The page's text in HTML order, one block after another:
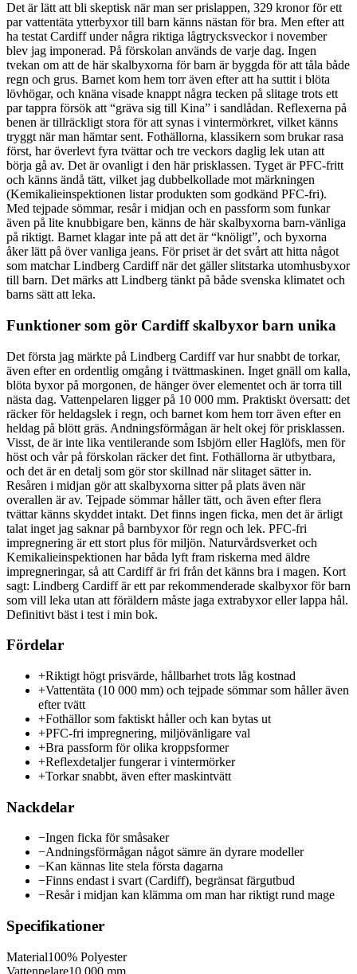
Det är lätt att bli skeptisk när man ser prislappen, 329 kronor för ett
par vattentäta ytterbyxor till barn känns nästan för bra. Men efter att
ha testat Cardiff under några riktiga lågtrycksveckor i november
blev jag imponerad. På förskolan används de varje dag. Ingen
tvekan om att de här skalbyxorna för barn är byggda för att tåla både
regn och grus. Barnet kom hem torr även efter att ha suttit i blöta
lövhögar, och knäna visade knappt några tecken på slitage trots ett
par tappra försök att “gräva sig till Kina” i sandlådan. Reflexerna på
benen är tillräckligt stora för att synas i vintermörkret, vilket känns
tryggt när man hämtar sent. Fothällorna, klassikern som brukar rasa
först, har överlevt fyra tvättar och tre veckors daglig lek utan att
börja gå av. Det är ovanligt i den här prisklassen. Tyget är PFC-fritt
och känns ändå tätt, vilket jag dubbelkollade mot märkningen
(Kemikalieinspektionen listar produkten som godkänd PFC-fri).
Med tejpade sömmar, resår i midjan och en passform som funkar
även på lite knubbigare ben, känns de här skalbyxorna barn-vänliga
på riktigt. Barnet klagar inte på att det är “knöligt”, och byxorna
åker lätt på över vanliga jeans. För priset är det svårt att hitta något
som matchar Lindberg Cardiff när det gäller slitstarka utomhusbyxor
till barn. Det märks att Lindberg tänkt på både svenska klimatet och
barns sätt att leka.
Funktioner som gör Cardiff skalbyxor barn unika
Det första jag märkte på Lindberg Cardiff var hur snabbt de torkar,
även efter en ordentlig omgång i tvättmaskinen. Inget gnäll om kalla,
blöta byxor på morgonen, de hänger över elementet och är torra till
nästa dag. Vattenpelaren ligger på 10 000 mm. Praktiskt översatt: det
räcker för heldagslek i regn, och barnet kom hem torr även efter en
heldag på blött gräs. Andningsförmågan är helt okej för prisklassen.
Visst, de är inte lika ventilerande som Isbjörn eller Haglöfs, men för
höst och vår på förskolan räcker det fint. Fothällorna är utbytbara,
och det är en detalj som gör stor skillnad när slitaget sätter in.
Resåren i midjan gör att skalbyxorna sitter på plats även när
overallen är av. Tejpade sömmar håller tätt, och även efter flera
tvättar känns skyddet intakt. Det finns ingen ficka, men det är ärligt
talat inget jag saknar på barnbyxor för regn och lek. PFC-fri
impregnering är ett stort plus för miljön. Naturvårdsverket och
Kemikalieinspektionen har båda lyft fram riskerna med äldre
impregneringar, så att Cardiff är fri från det känns bra i magen. Kort
sagt: Lindberg Cardiff är ett par rekommenderade skalbyxor för barn
som vill leka utan att föräldern måste jaga extrabyxor eller lappa hål.
Definitivt bäst i test i min bok.
Fördelar
+Riktigt högt prisvärde, hållbarhet trots låg kostnad
+Vattentäta (10 000 mm) och tejpade sömmar som håller även
efter tvätt
+Fothällor som faktiskt håller och kan bytas ut
+PFC-fri impregnering, miljövänligare val
+Bra passform för olika kroppsformer
+Reflexdetaljer fungerar i vintermörker
+Torkar snabbt, även efter maskintvätt
Nackdelar
−Ingen ficka för småsaker
−Andningsförmågan något sämre än dyrare modeller
−Kan kännas lite stela första dagarna
−Finns endast i svart (Cardiff), begränsat färgutbud
−Resår i midjan kan klämma om man har riktigt rund mage
Specifikationer
Material100% Polyester
Vattenpelare10 000 mm